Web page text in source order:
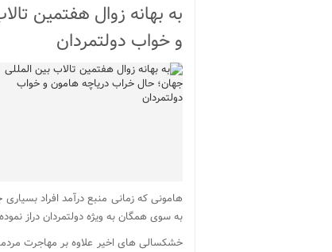
به بهانه زوال هفتمین
و خواب دولتمردان
هامونی که زمانی منبع درآمد افراد
به سوی همگان به ویژه دولتمردان دراز
خشکسالی های اخیر علاوه بر مهاجرت